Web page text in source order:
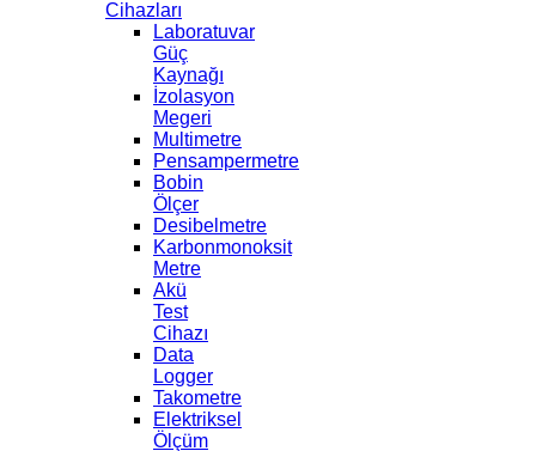
Cihazları
Laboratuvar
Güç
Kaynağı
İzolasyon
Megeri
Multimetre
Pensampermetre
Bobin
Ölçer
Desibelmetre
Karbonmonoksit
Metre
Akü
Test
Cihazı
Data
Logger
Takometre
Elektriksel
Ölçüm